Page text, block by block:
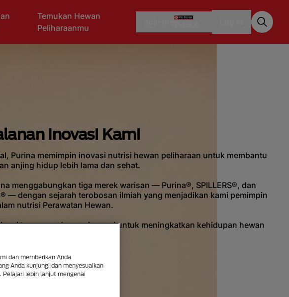
Temukan Hewan
Peliharaanmu
Inovasi Kami
Purina memimpin inovasi nutrisi hewan peliharaan untuk membantu
anjing hidup lebih lama dan sehat.
menggabungkan tiga merek warisan — Purina®, SPILLERS®, dan
— dengan sejarah terobosan ilmiah yang menjadikan kami pemimpin
nutrisi Perawatan Hewan.
kami terus mendorong inovasi untuk meningkatkan kehidupan hewan
dan memberikan Anda
Anda kunjungi dan menyesuaikan
lebih lanjut mengenai